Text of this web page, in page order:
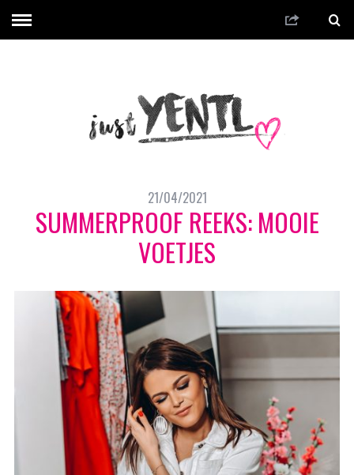
21/04/2021
SUMMERPROOF REEKS: MOOIE
VOETJES